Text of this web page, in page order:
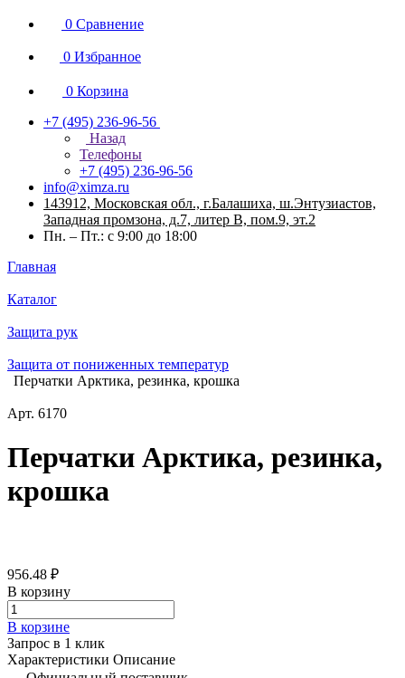
0 Сравнение
0 Избранное
0 Корзина
+7 (495) 236-96-56
Назад
Телефоны
+7 (495) 236-96-56
info@ximza.ru
143912, Московская обл., г.Балашиха, ш.Энтузиастов,
Западная промзона, д.7, литер В, пом.9, эт.2
Пн. – Пт.: с 9:00 до 18:00
Главная
Каталог
Защита рук
Защита от пониженных температур
Перчатки Арктика, резинка, крошка
Арт. 6170
Перчатки Арктика, резинка,
крошка
956.48 ₽
В корзину
В корзине
Запрос в 1 клик
Характеристики Описание